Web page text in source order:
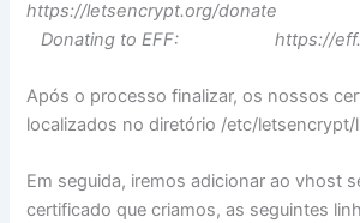
https://letsencrypt.org/donate
Donating to EFF: https://
Após o processo finalizar, os nossos
localizados no diretório /etc/letsencrypt/
Em seguida, iremos adicionar ao vhost
certificado que criamos, as seguintes